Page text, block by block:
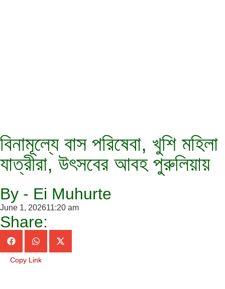
বিনামূল্যে বাস পরিষেবা, খুশি মহিলা
যাত্রীরা, উৎসবের আবহ পুরুলিয়ায়
By - Ei Muhurte
June 1, 202611:20 am
Share:
Copy Link